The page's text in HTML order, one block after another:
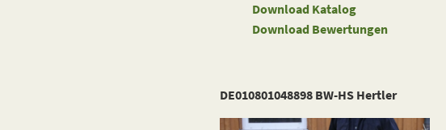
Download Katalog
Download Bewertungen
DE010801048898 BW-HS Hertler